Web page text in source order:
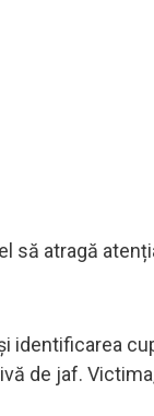
să atragă
identificarea
de jaf.